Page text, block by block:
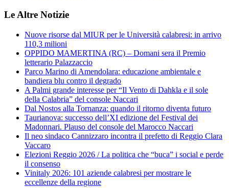
Le Altre Notizie
Nuove risorse dal MIUR per le Università calabresi: in arrivo
110,3 milioni
OPPIDO MAMERTINA (RC) – Domani sera il Premio
letterario Palazzaccio
Parco Marino di Amendolara: educazione ambientale e
bandiera blu contro il degrado
A Palmi grande interesse per “Il Vento di Dahkla e il sole
della Calabria” del console Naccari
Dal Nostos alla Tornanza: quando il ritorno diventa futuro
Taurianova: successo dell’XI edizione del Festival dei
Madonnari. Plauso del console del Marocco Naccari
Il neo sindaco Cannizzaro incontra il prefetto di Reggio Clara
Vaccaro
Elezioni Reggio 2026 / La politica che “buca” i social e perde
il consenso
Vinitaly 2026: 101 aziende calabresi per mostrare le
eccellenze della regione